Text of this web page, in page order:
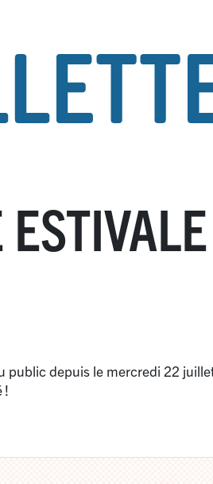
public depuis le mercredi 22
!